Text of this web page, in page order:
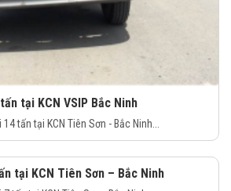
tại KCN VSIP Bắc Ninh
tấn tại KCN Tiên Sơn - Bắc Ninh...
tại KCN Tiên Sơn – Bắc Ninh